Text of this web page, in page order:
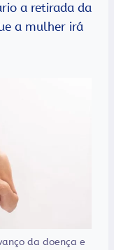
a retirada da
a mulher irá
da doença e